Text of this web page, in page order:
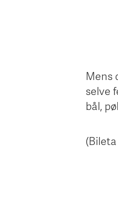
Mens
selve
bål,